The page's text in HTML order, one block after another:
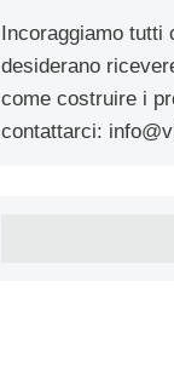
Incoraggiamo tutti
desiderano
come costruire i
contattarci: